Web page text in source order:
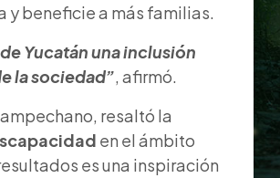
y beneficie a más familias.
Yucatán una inclusión
la sociedad”, afirmó.
resaltó la
en el ámbito
es una inspiración